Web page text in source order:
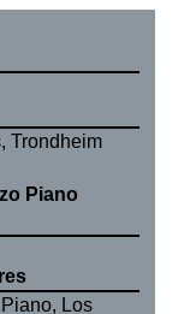
Trondheim
Piano
Los